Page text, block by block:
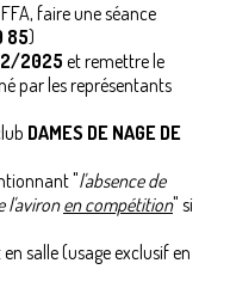
faire une séance
85)
2025 et remettre le
par les représentants
DAMES DE NAGE DE
"l'absence de
l'avironen compétition" si
salle (usage exclusif en